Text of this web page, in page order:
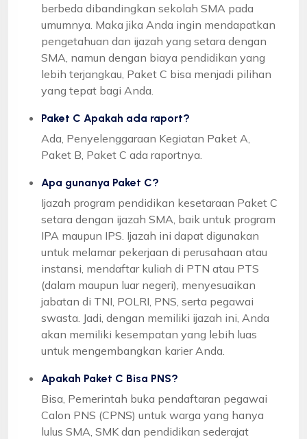
berbeda dibandingkan sekolah SMA pada
umumnya. Maka jika Anda ingin mendapatkan
pengetahuan dan ijazah yang setara dengan
SMA, namun dengan biaya pendidikan yang
lebih terjangkau, Paket C bisa menjadi pilihan
yang tepat bagi Anda.
Paket C Apakah ada raport?
Ada, Penyelenggaraan Kegiatan Paket A,
Paket B, Paket C ada raportnya.
Apa gunanya Paket C?
Ijazah program pendidikan kesetaraan Paket C
setara dengan ijazah SMA, baik untuk program
IPA maupun IPS. Ijazah ini dapat digunakan
untuk melamar pekerjaan di perusahaan atau
instansi, mendaftar kuliah di PTN atau PTS
(dalam maupun luar negeri), menyesuaikan
jabatan di TNI, POLRI, PNS, serta pegawai
swasta. Jadi, dengan memiliki ijazah ini, Anda
akan memiliki kesempatan yang lebih luas
untuk mengembangkan karier Anda.
Apakah Paket C Bisa PNS?
Bisa, Pemerintah buka pendaftaran pegawai
Calon PNS (CPNS) untuk warga yang hanya
lulus SMA, SMK dan pendidikan sederajat